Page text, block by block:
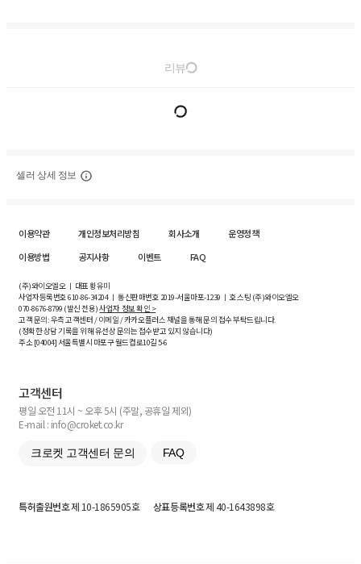
리뷰
셀러 상세 정보
이용약관 개인정보처리방침 회사소개
운영정책
이용방법
공지사항 이벤트 FAQ
(주)와이오엘오 ㅣ 대표 황유미
사업자등록번호610-86-34204ㅣ 통신판매번호 2019-서울마포-1239 ㅣ 호스팅 (주)와이오엘오
070-8676-8799 (발신 전용)사업자 정보 확인 >
고객 문의: 우측 고객센터 / 이메일 / 카카오플러스 채널을 통해 문의 접수 부탁드립니다.
(정확한 상담 기록을 위해 유선상 문의는 접수받고 있지 않습니다)
주소 [04004] 서울특별시 마포구 월드컵로10길5-6
고객센터
평일 오전 11시 ~ 오후 5시 (주말, 공휴일 제외)
E-mail : info@croket.co.kr
크로켓 고객센터 문의 FAQ
특허출원번호제 10-1865905호 상표등록번호제 40-1643898호